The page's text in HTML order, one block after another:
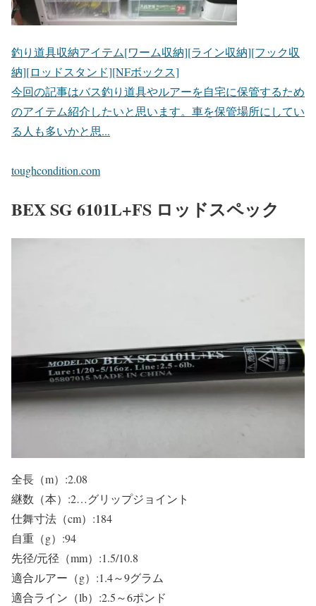
釣り道具収納アイテム[ワーム収納][ライン収納][フック収
納][ロッドスタンド][NFボックス]
今回の記事はバス釣り道具やルアーを自宅に保管するため
のアイテム紹介したいと思います。車を保管場所にしてい
る人も多いかと思...
toughcondition.com
BEX SG 6101L+FS ロッドスペック
全長（m）:2.08
継数（本）:2…グリップジョイント
仕舞寸法（cm）:184
自重（g）:94
先径/元径（mm）:1.5/10.8
適合ルアー（g）:1.4～9グラム
適合ライン（lb）:2.5～6ポンド